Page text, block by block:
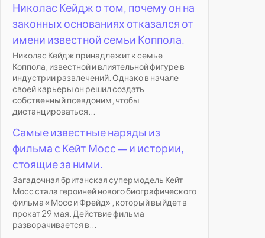
Николас Кейдж о том, почему он на
законных основаниях отказался от
имени известной семьи Коппола.
Николас Кейдж принадлежит к семье
Коппола, известной и влиятельной фигуре в
индустрии развлечений. Однако в начале
своей карьеры он решил создать
собственный псевдоним, чтобы
дистанцироваться...
Самые известные наряды из
фильма с Кейт Мосс — и истории,
стоящие за ними.
Загадочная британская супермодель Кейт
Мосс стала героиней нового биографического
фильма « Мосс и Фрейд» , который выйдет в
прокат 29 мая. Действие фильма
разворачивается в...